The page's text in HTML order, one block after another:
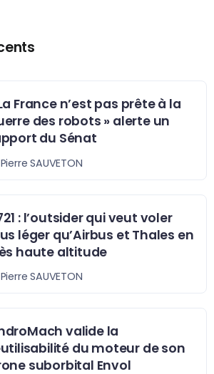
France n’est pas prête à la
des robots » alerte un
du Sénat
Pierre SAUVETON
: l’outsider qui veut voler
léger qu’Airbus et Thales en
haute altitude
Pierre SAUVETON
valide la
du moteur de son
suborbital Envol